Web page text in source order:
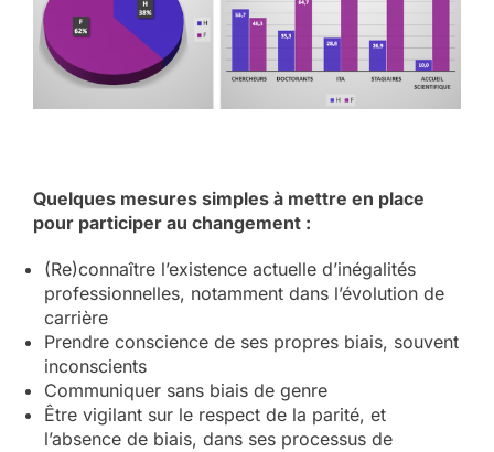
Quelques mesures simples à mettre en place
pour participer au changement :
(Re)connaître l’existence actuelle d’inégalités
professionnelles, notamment dans l’évolution de
carrière
Prendre conscience de ses propres biais, souvent
inconscients
Communiquer sans biais de genre
Être vigilant sur le respect de la parité, et
l’absence de biais, dans ses processus de